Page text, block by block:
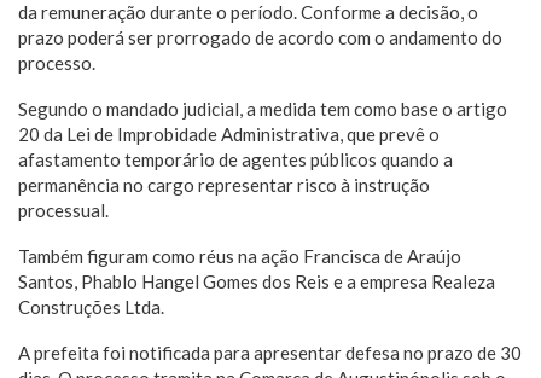
da remuneração durante o período. Conforme a decisão, o
prazo poderá ser prorrogado de acordo com o andamento do
processo.
Segundo o mandado judicial, a medida tem como base o artigo
20 da Lei de Improbidade Administrativa, que prevê o
afastamento temporário de agentes públicos quando a
permanência no cargo representar risco à instrução
processual.
Também figuram como réus na ação Francisca de Araújo
Santos, Phablo Hangel Gomes dos Reis e a empresa Realeza
Construções Ltda.
A prefeita foi notificada para apresentar defesa no prazo de 30